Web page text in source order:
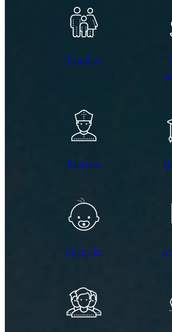
Familiar
Bautizos
Infantiles